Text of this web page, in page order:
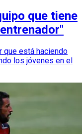
que tiene
que está haciendo
los jóvenes en el